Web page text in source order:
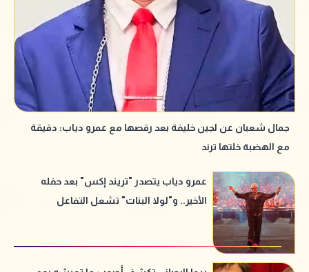
جمال شعبان عن لجين خليفة بعد رقصها مع عمرو دياب: دقيقة
مع الهضبة خلتها ترند
عمرو دياب يتصدر "تريند إكس" بعد حفله
الأخير.. و"لولا البنات" تشعل التفاعل